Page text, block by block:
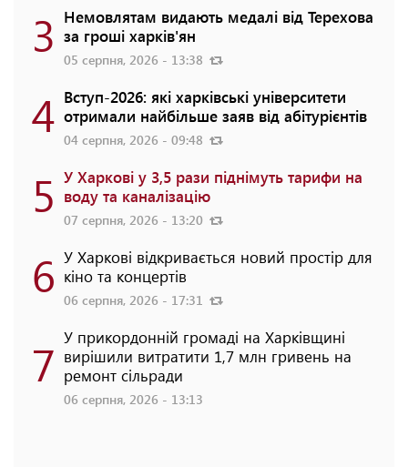
3 Немовлятам видають медалі від Терехова
за гроші харків'ян
05 серпня, 2026 - 13:38
4 Вступ-2026: які харківські університети
отримали найбільше заяв від абітурієнтів
04 серпня, 2026 - 09:48
5 У Харкові у 3,5 рази піднімуть тарифи на
воду та каналізацію
07 серпня, 2026 - 13:20
6 У Харкові відкривається новий простір для
кіно та концертів
06 серпня, 2026 - 17:31
7 У прикордонній громаді на Харківщині
вирішили витратити 1,7 млн гривень на
ремонт сільради
06 серпня, 2026 - 13:13